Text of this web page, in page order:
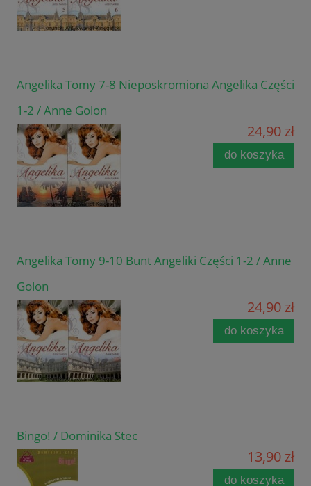
Angelika Tomy 7-8 Nieposkromiona Angelika Części
1-2 / Anne Golon
24,90 zł
do koszyka
Angelika Tomy 9-10 Bunt Angeliki Części 1-2 / Anne
Golon
24,90 zł
do koszyka
Bingo! / Dominika Stec
13,90 zł
do koszyka